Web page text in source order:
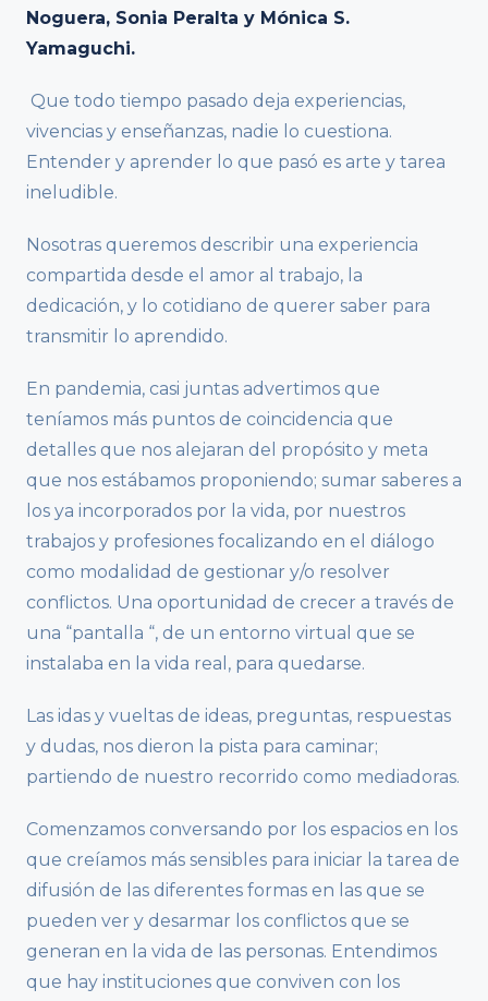
Noguera, Sonia Peralta y Mónica S.
Yamaguchi.
Que todo tiempo pasado deja experiencias,
vivencias y enseñanzas, nadie lo cuestiona.
Entender y aprender lo que pasó es arte y tarea
ineludible.
Nosotras queremos describir una experiencia
compartida desde el amor al trabajo, la
dedicación, y lo cotidiano de querer saber para
transmitir lo aprendido.
En pandemia, casi juntas advertimos que
teníamos más puntos de coincidencia que
detalles que nos alejaran del propósito y meta
que nos estábamos proponiendo; sumar saberes a
los ya incorporados por la vida, por nuestros
trabajos y profesiones focalizando en el diálogo
como modalidad de gestionar y/o resolver
conflictos. Una oportunidad de crecer a través de
una “pantalla “, de un entorno virtual que se
instalaba en la vida real, para quedarse.
Las idas y vueltas de ideas, preguntas, respuestas
y dudas, nos dieron la pista para caminar;
partiendo de nuestro recorrido como mediadoras.
Comenzamos conversando por los espacios en los
que creíamos más sensibles para iniciar la tarea de
difusión de las diferentes formas en las que se
pueden ver y desarmar los conflictos que se
generan en la vida de las personas. Entendimos
que hay instituciones que conviven con los